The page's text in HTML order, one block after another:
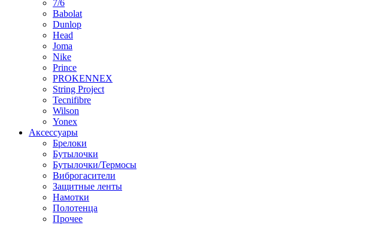
7/6
Babolat
Dunlop
Head
Joma
Nike
Prince
PROKENNEX
String Project
Tecnifibre
Wilson
Yonex
Аксессуары
Брелоки
Бутылочки
Бутылочки/Термосы
Виброгасители
Защитные ленты
Намотки
Полотенца
Прочее